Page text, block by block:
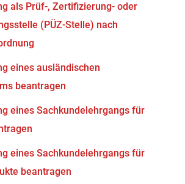
als Prüf-, Zertifizierung- oder
(PÜZ-Stelle) nach
eines ausländischen
beantragen
eines Sachkundelehrgangs für
eines Sachkundelehrgangs für
beantragen